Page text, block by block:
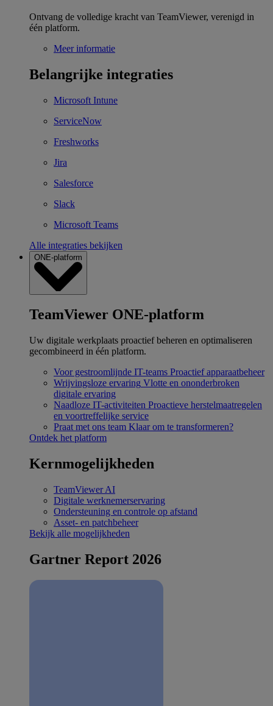
Ontvang de volledige kracht van TeamViewer, verenigd in
één platform.
Meer informatie
Belangrijke integraties
Microsoft Intune
ServiceNow
Freshworks
Jira
Salesforce
Slack
Microsoft Teams
Alle integraties bekijken
ONE-platform
TeamViewer ONE-platform
Uw digitale werkplaats proactief beheren en optimaliseren
gecombineerd in één platform.
Voor gestroomlijnde IT-teams Proactief apparaatbeheer
Wrijvingsloze ervaring Vlotte en ononderbroken
digitale ervaring
Naadloze IT-activiteiten Proactieve herstelmaatregelen
en voortreffelijke service
Praat met ons team Klaar om te transformeren?
Ontdek het platform
Kernmogelijkheden
TeamViewer AI
Digitale werknemerservaring
Ondersteuning en controle op afstand
Asset- en patchbeheer
Bekijk alle mogelijkheden
Gartner Report 2026